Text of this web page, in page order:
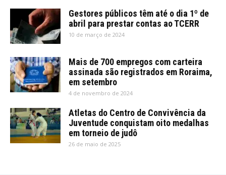
Gestores públicos têm até o dia 1º de
abril para prestar contas ao TCERR
10 de março de 2024
Mais de 700 empregos com carteira
assinada são registrados em Roraima,
em setembro
4 de novembro de 2024
Atletas do Centro de Convivência da
Juventude conquistam oito medalhas
em torneio de judô
26 de maio de 2025